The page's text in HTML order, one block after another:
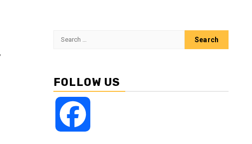
Search
FOLLOW US